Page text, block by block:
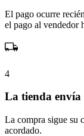
El pago ocurre
el pago al vendedor
4
La tienda envía
La compra sigue su
acordado.